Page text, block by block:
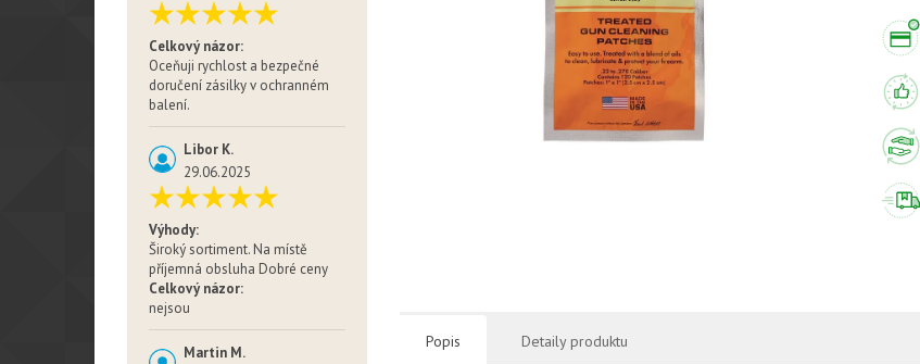
Celkový názor:
Oceňuji rychlost a bezpečné
doručení zásilky v ochranném
balení.
Libor K.
29.06.2025
Výhody:
Široký sortiment. Na místě
příjemná obsluha Dobré ceny
Celkový názor:
nejsou
Martin M.
Popis Detaily produktu